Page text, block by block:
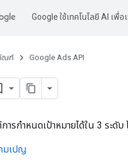
Google ใช้เทคโนโลยี AI เ
ณฑ์ Google Ads API
รกำหนดเป้าหมายได้ใน 3 ระดับ
มเปญ